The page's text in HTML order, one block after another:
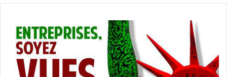
champion football Iner Miami
Lionel Messi Major League Soccer